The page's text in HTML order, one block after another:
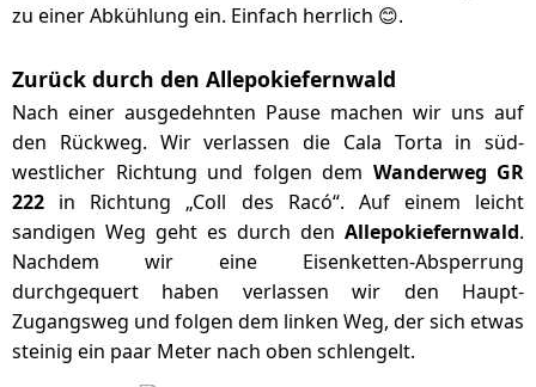
zu einer Abkühlung ein. Einfach herrlich 😊.
Zurück durch den Allepokiefernwald
Nach einer ausgedehnten Pause machen wir uns auf
den Rückweg. Wir verlassen die Cala Torta in süd-
westlicher Richtung und folgen dem Wanderweg GR
222 in Richtung „Coll des Racó“. Auf einem leicht
sandigen Weg geht es durch den Allepokiefernwald.
Nachdem wir eine Eisenketten-Absperrung
durchgequert haben verlassen wir den Haupt-
Zugangsweg und folgen dem linken Weg, der sich etwas
steinig ein paar Meter nach oben schlengelt.